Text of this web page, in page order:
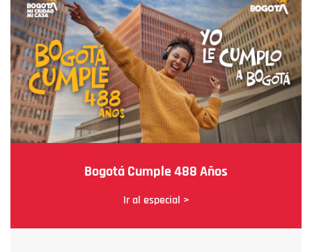
Bogotá Cumple 488 Años
Ir al especial >